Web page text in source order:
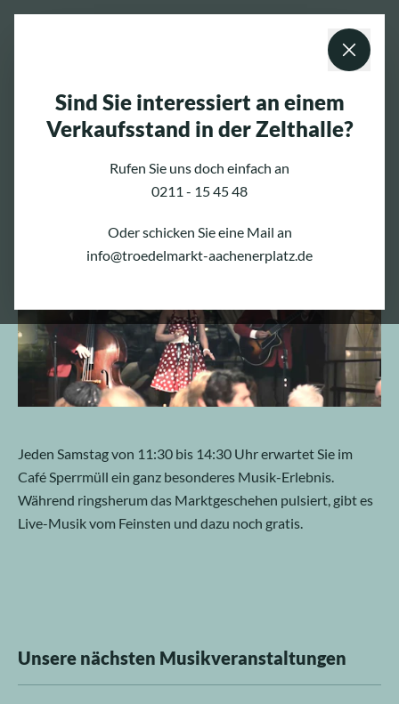
Sind Sie interessiert an einem
Verkaufsstand in der Zelthalle?
Rufen Sie uns doch einfach an
0211 - 15 45 48
Oder schicken Sie eine Mail an
info@troedelmarkt-aachenerplatz.de
Musikprogramm
Hier finden Sie unser aktuelles und immer
außergewöhnliches Musikprogramm.
Jeden Samstag von 11:30 bis 14:30 Uhr erwartet Sie im
Café Sperrmüll ein ganz besonderes Musik-Erlebnis.
Während ringsherum das Marktgeschehen pulsiert, gibt es
Live-Musik vom Feinsten und dazu noch gratis.
Unsere nächsten Musikveranstaltungen